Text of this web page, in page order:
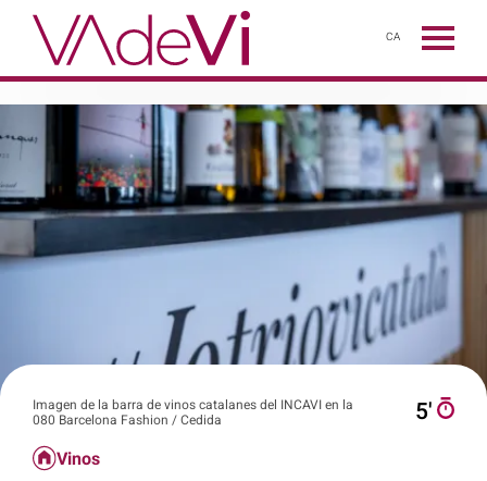
CA
Imagen de la barra de vinos catalanes del INCAVI en la
080 Barcelona Fashion / Cedida
5′
Vinos